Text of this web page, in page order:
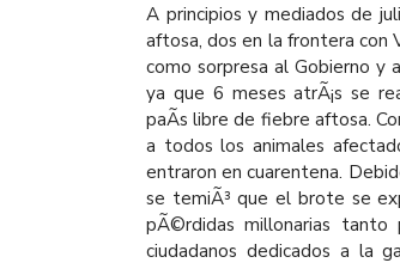
A principios y mediados de
aftosa, dos en la frontera con
como sorpresa al Gobierno y
ya que 6 meses atrÃ¡s se
paÃ­s libre de fiebre aftosa.
a todos los animales
entraron en cuarentena.
se temiÃ³ que el brote se
pÃ©rdidas millonarias tanto
ciudadanos dedicados a la